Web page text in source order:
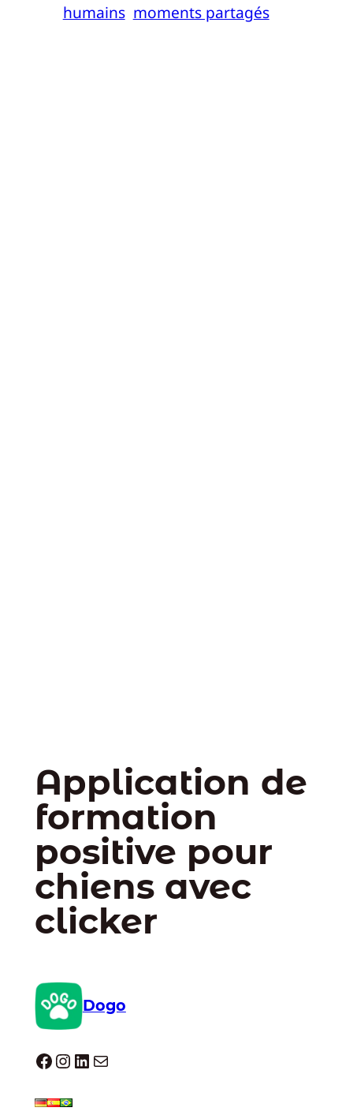
humains moments partagés
Application de
formation
positive pour
chiens avec
clicker
Dogo
Dogo facebook InstagramLinkedIn E-mail